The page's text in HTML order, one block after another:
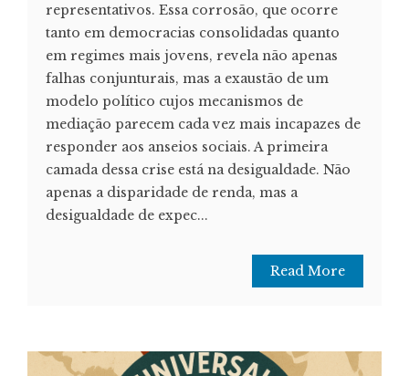
representativos. Essa corrosão, que ocorre
tanto em democracias consolidadas quanto
em regimes mais jovens, revela não apenas
falhas conjunturais, mas a exaustão de um
modelo político cujos mecanismos de
mediação parecem cada vez mais incapazes de
responder aos anseios sociais. A primeira
camada dessa crise está na desigualdade. Não
apenas a disparidade de renda, mas a
desigualdade de expec...
Read More